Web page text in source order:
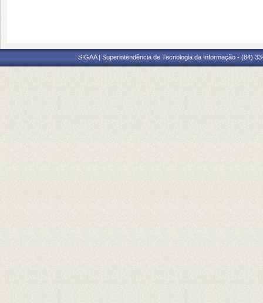
SIGAA | Superintendência de Tecnologia da Informação - (84)